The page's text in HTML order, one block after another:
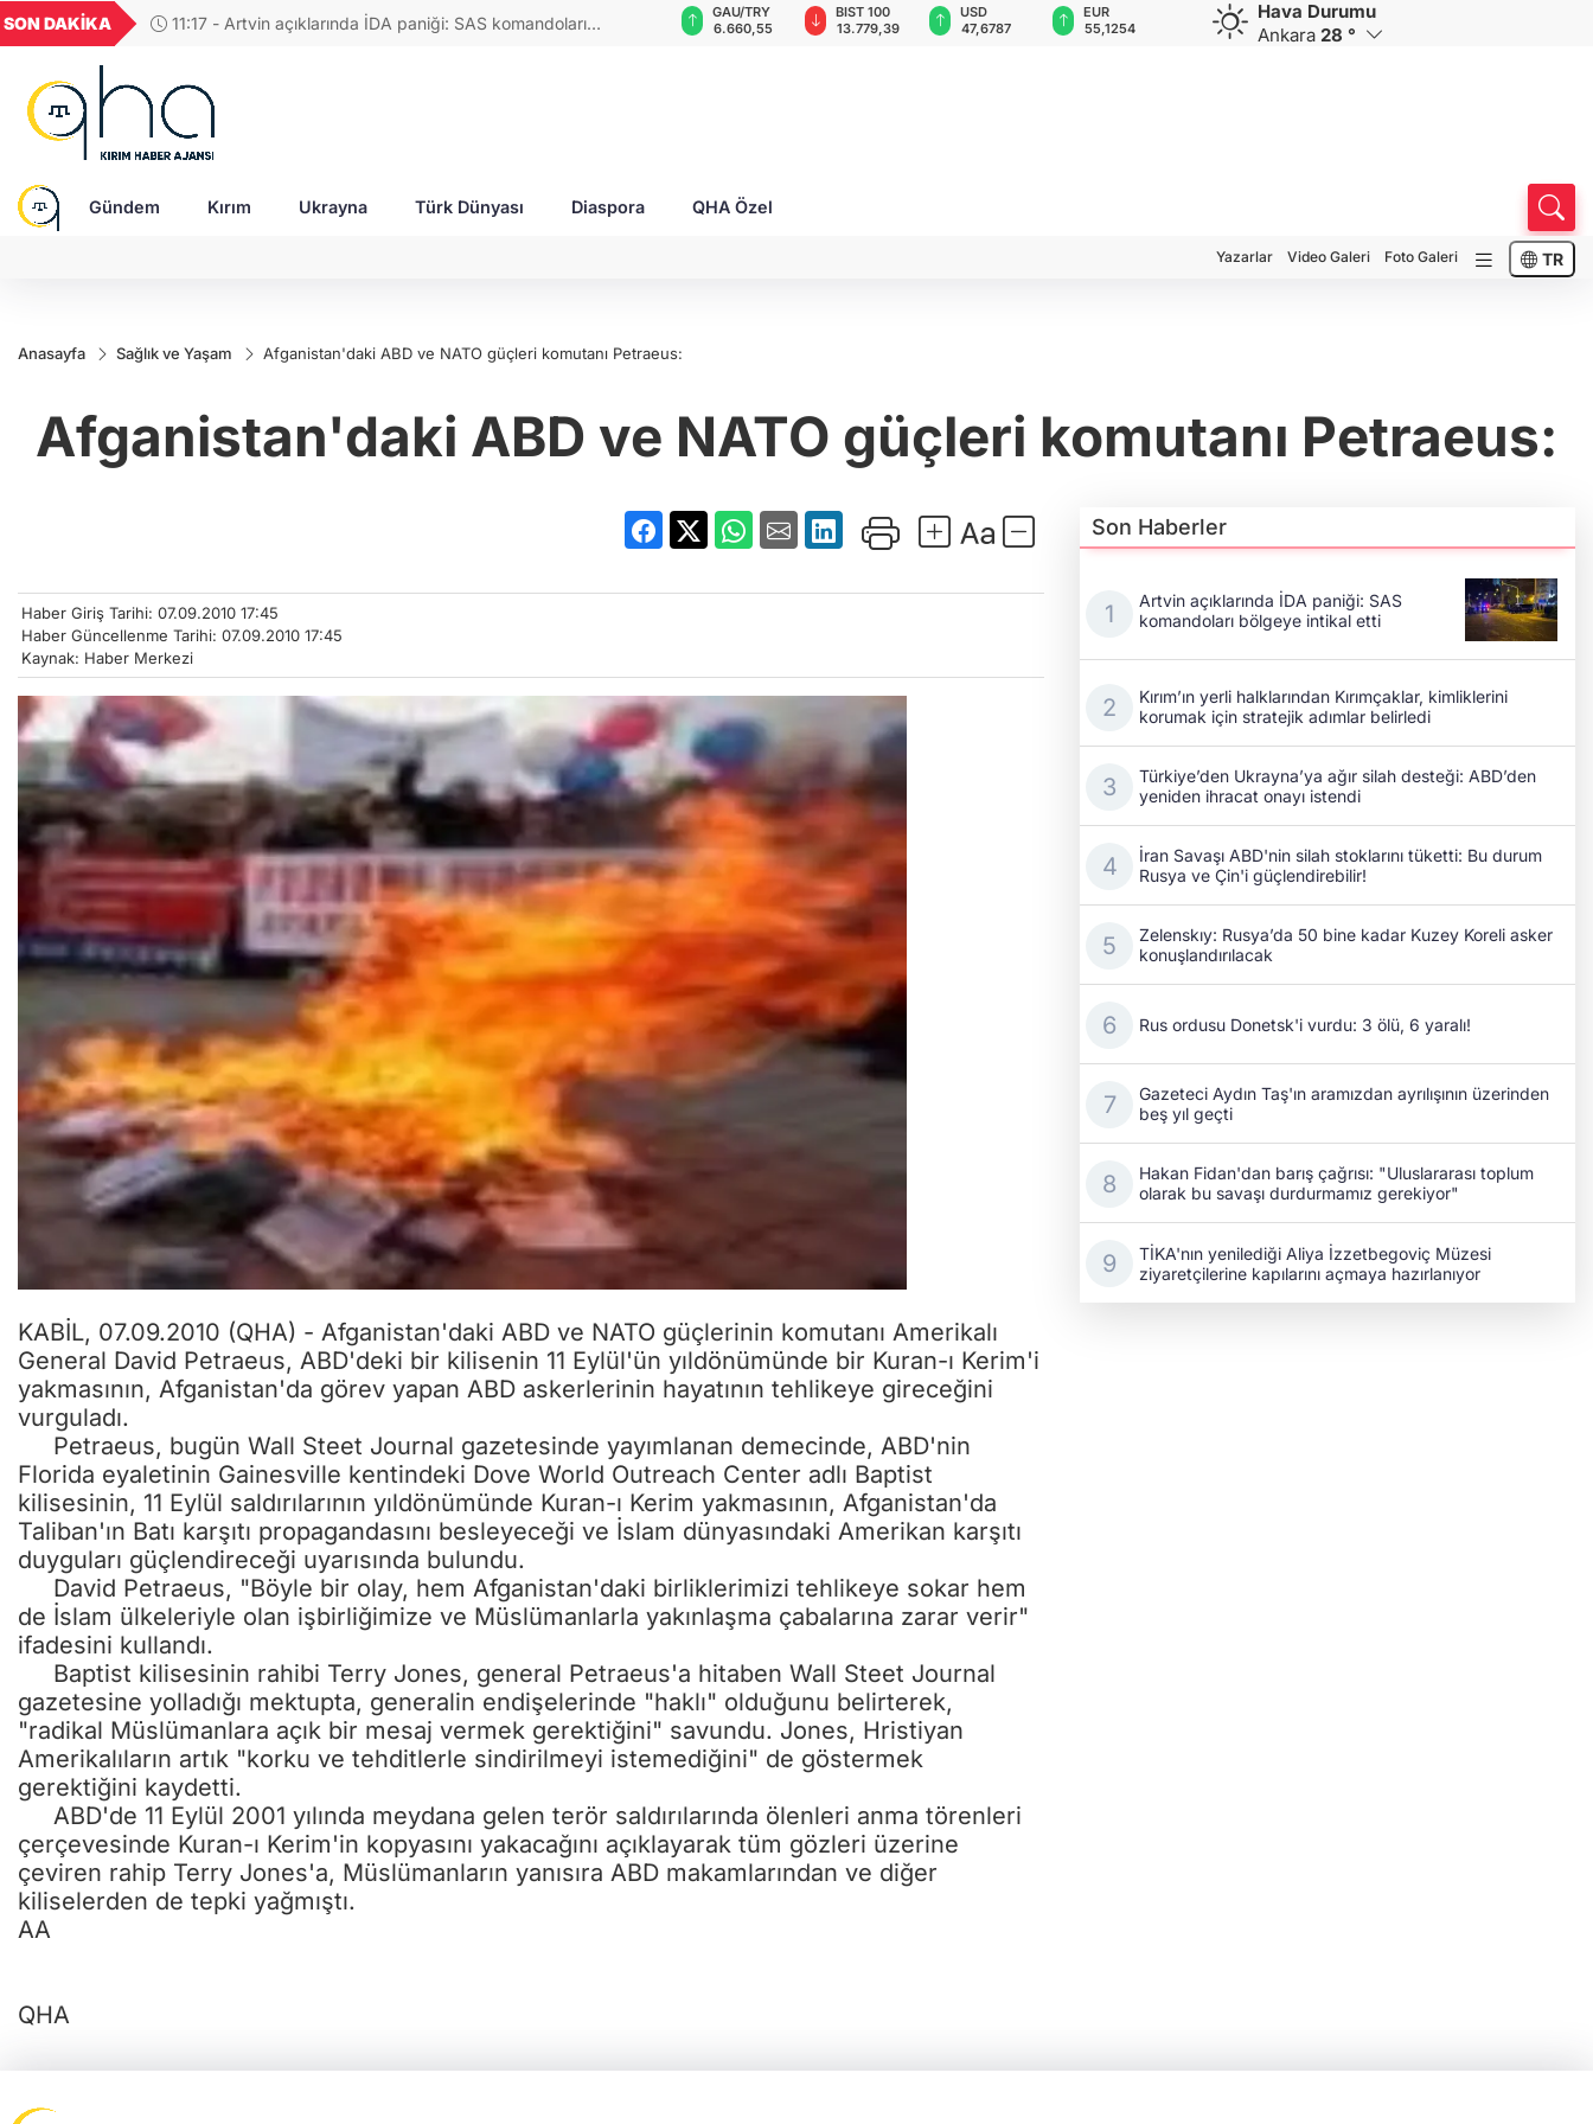
SON DAKİKA
11:17 - Artvin açıklarında İDA paniği: SAS komandoları
UYU
1,1849
18,2677
TND
16,3788
27,9743
0,0018
GAU/TRY
6.660,55
BIST 100
13.779,39
USD
47,6787
EUR
55,1254
GBP
64,3468
CHF
59,0083
Hava Durumu
Ankara 28 °
Gündem Kırım Ukrayna Türk Dünyası Diaspora QHA Özel
Yazarlar Video Galeri Foto Galeri TR
Anasayfa Sağlık ve Yaşam Afganistan'daki ABD ve NATO güçleri komutanı Petraeus:
Afganistan'daki ABD ve NATO güçleri komutanı Petraeus:
Haber Giriş Tarihi: 07.09.2010 17:45
Haber Güncellenme Tarihi: 07.09.2010 17:45
Kaynak: Haber Merkezi
KABİL, 07.09.2010 (QHA) - Afganistan'daki ABD ve NATO güçlerinin komutanı Amerikalı
General David Petraeus, ABD'deki bir kilisenin 11 Eylül'ün yıldönümünde bir Kuran-ı Kerim'i
yakmasının, Afganistan'da görev yapan ABD askerlerinin hayatının tehlikeye gireceğini
vurguladı.
Petraeus, bugün Wall Steet Journal gazetesinde yayımlanan demecinde, ABD'nin
Florida eyaletinin Gainesville kentindeki Dove World Outreach Center adlı Baptist
kilisesinin, 11 Eylül saldırılarının yıldönümünde Kuran-ı Kerim yakmasının, Afganistan'da
Taliban'ın Batı karşıtı propagandasını besleyeceği ve İslam dünyasındaki Amerikan karşıtı
duyguları güçlendireceği uyarısında bulundu.
David Petraeus, "Böyle bir olay, hem Afganistan'daki birliklerimizi tehlikeye sokar hem
de İslam ülkeleriyle olan işbirliğimize ve Müslümanlarla yakınlaşma çabalarına zarar verir"
ifadesini kullandı.
Baptist kilisesinin rahibi Terry Jones, general Petraeus'a hitaben Wall Steet Journal
gazetesine yolladığı mektupta, generalin endişelerinde "haklı" olduğunu belirterek,
"radikal Müslümanlara açık bir mesaj vermek gerektiğini" savundu. Jones, Hristiyan
Amerikalıların artık "korku ve tehditlerle sindirilmeyi istemediğini" de göstermek
gerektiğini kaydetti.
ABD'de 11 Eylül 2001 yılında meydana gelen terör saldırılarında ölenleri anma törenleri
çerçevesinde Kuran-ı Kerim'in kopyasını yakacağını açıklayarak tüm gözleri üzerine
çeviren rahip Terry Jones'a, Müslümanların yanısıra ABD makamlarından ve diğer
kiliselerden de tepki yağmıştı.
AA
QHA
Son Haberler
Artvin açıklarında İDA paniği: SAS
komandoları bölgeye intikal etti
Kırım’ın yerli halklarından Kırımçaklar, kimliklerini
korumak için stratejik adımlar belirledi
Türkiye’den Ukrayna’ya ağır silah desteği: ABD’den
yeniden ihracat onayı istendi
İran Savaşı ABD'nin silah stoklarını tüketti: Bu durum
Rusya ve Çin'i güçlendirebilir!
Zelenskıy: Rusya’da 50 bine kadar Kuzey Koreli asker
konuşlandırılacak
Rus ordusu Donetsk'i vurdu: 3 ölü, 6 yaralı!
Gazeteci Aydın Taş'ın aramızdan ayrılışının üzerinden
beş yıl geçti
Hakan Fidan'dan barış çağrısı: "Uluslararası toplum
olarak bu savaşı durdurmamız gerekiyor"
TİKA'nın yenilediği Aliya İzzetbegoviç Müzesi
ziyaretçilerine kapılarını açmaya hazırlanıyor